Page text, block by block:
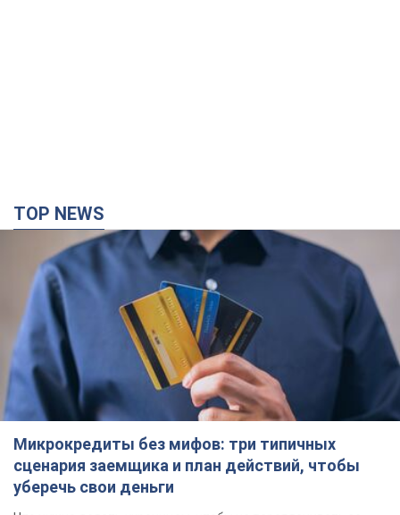
TOP NEWS
Микрокредиты без мифов: три типичных
сценария заемщика и план действий, чтобы
уберечь свои деньги